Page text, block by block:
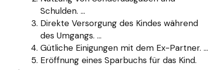
Schulden. ...
Direkte Versorgung des Kindes während
des Umgangs. ...
Gütliche Einigungen mit dem Ex-Partner. ...
Eröffnung eines Sparbuchs für das Kind.